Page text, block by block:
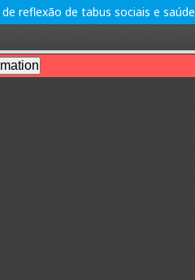
reflexão de tabus sociais e saúde